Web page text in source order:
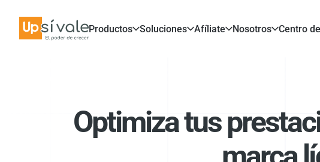
Productos Soluciones Afíliate Nosotros Centro
Optimiza tus